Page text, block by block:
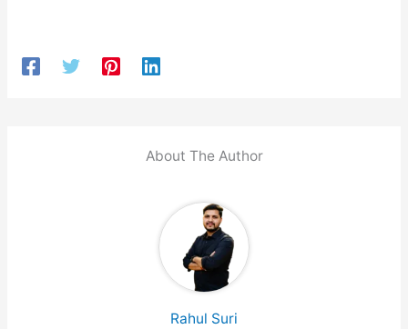
About The Author
Rahul Suri